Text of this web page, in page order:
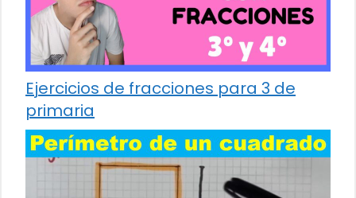
Ejercicios de fracciones para 3 de
primaria